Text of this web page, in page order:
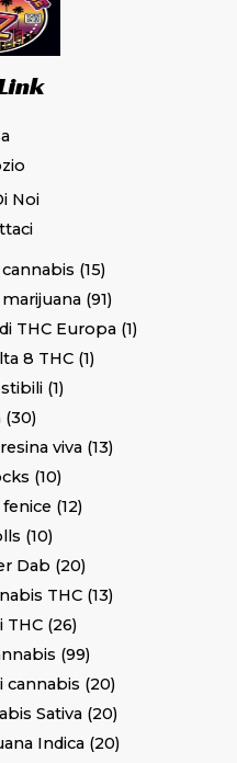
Noi
15
91
THC Europa 1
8 THC 1
1
30
viva 13
10
12
10
Dab 20
THC 13
THC 26
99
cannabis 20
Sativa 20
Indica 20